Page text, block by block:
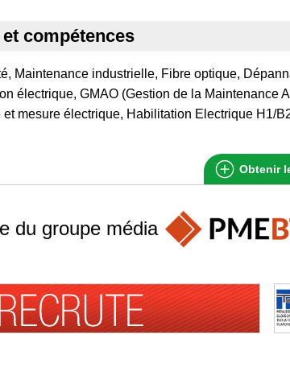
compétences
Maintenance industrielle, Fibre optique,
électrique, GMAO (Gestion de la Maintenance
et mesure électrique, Habilitation Electrique H1/
Obtenir
du groupe média